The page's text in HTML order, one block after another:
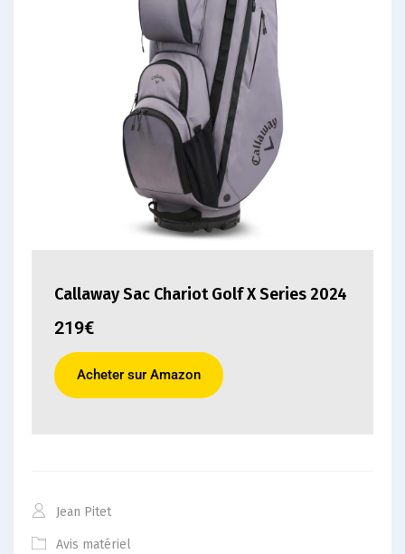
Callaway Sac Chariot Golf X Series 2024
219€
Acheter sur Amazon
Jean Pitet
Avis matériel